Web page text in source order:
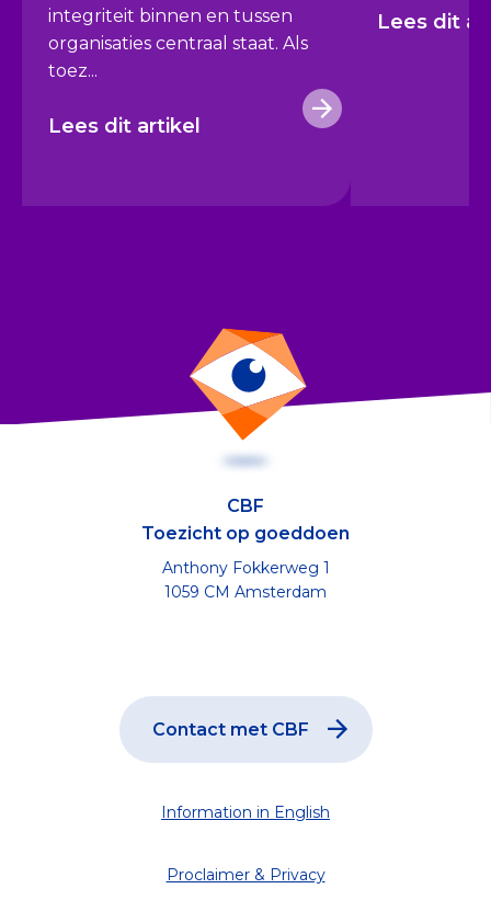
integriteit binnen en tussen
organisaties centraal staat. Als
toez...
Lees dit artikel
Lees dit
CBF
Toezicht op goeddoen
Anthony Fokkerweg 1
1059 CM Amsterdam
Contact met CBF
Information in English
Proclaimer & Privacy